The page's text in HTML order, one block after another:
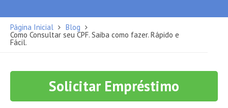
Página Inicial Blog
Como Consultar seu CPF. Saiba como fazer. Rápido e
Fácil.
Solicitar Empréstimo